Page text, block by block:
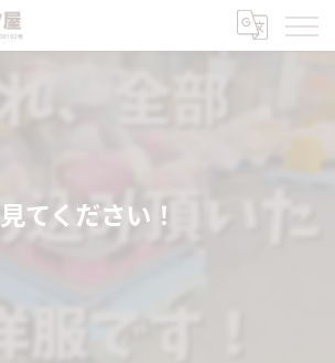
見てください！